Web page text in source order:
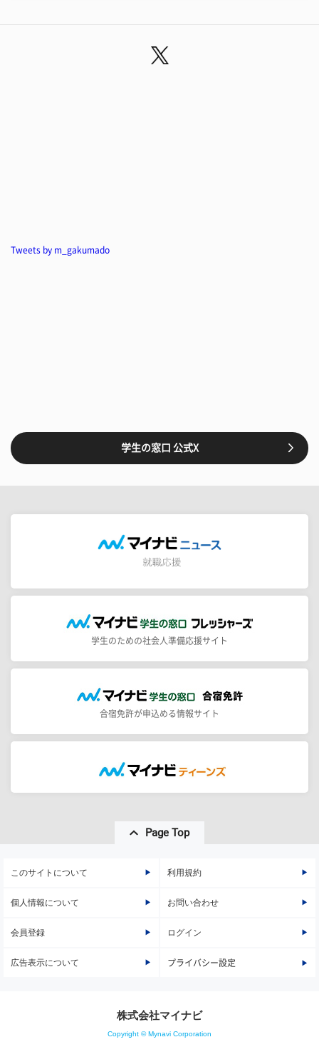
Tweets by m_gakumado
学生の窓口 公式X
学生のための社会人準備応援サイト
合宿免許が申込める情報サイト
Page Top
このサイトについて 利用規約
個人情報について お問い合わせ
会員登録 ログイン
広告表示について プライバシー設定
株式会社マイナビ
Copyright © Mynavi Corporation